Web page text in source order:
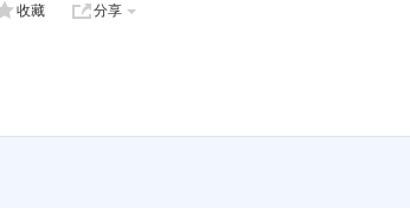
收藏 分享